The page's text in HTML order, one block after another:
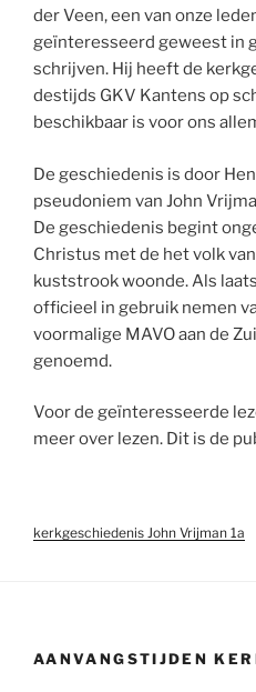
der Veen, een van onze
geïnteresseerd geweest in
schrijven. Hij heeft de
destijds GKV Kantens op
beschikbaar is voor ons
De geschiedenis is door
pseudoniem van John
De geschiedenis begint
Christus met de het volk
kuststrook woonde. Als
officieel in gebruik nemen
voormalige MAVO aan de
genoemd.
Voor de geïnteresseerde
meer over lezen. Dit is de
kerkgeschiedenis John Vrijman 1a
AANVANGSTIJDEN